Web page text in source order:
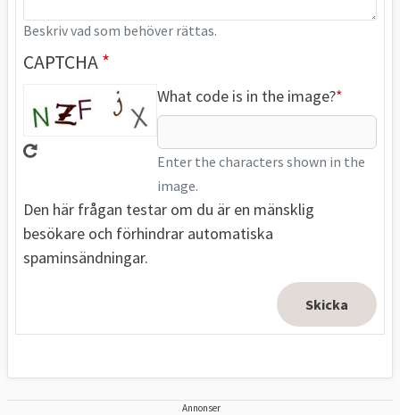
Beskriv vad som behöver rättas.
CAPTCHA
What code is in the image?
Enter the characters shown in the
image.
Den här frågan testar om du är en mänsklig
besökare och förhindrar automatiska
spaminsändningar.
Annonser